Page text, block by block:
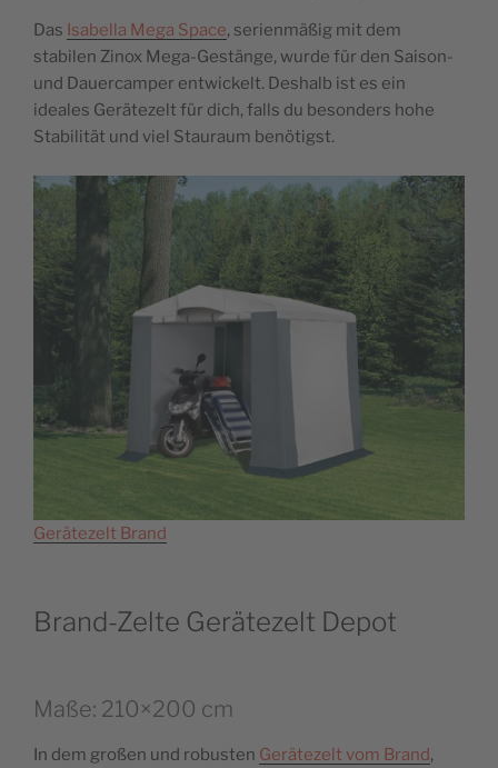
Das Isabella Mega Space, serienmäßig mit dem
stabilen Zinox Mega-Gestänge, wurde für den Saison-
und Dauercamper entwickelt. Deshalb ist es ein
ideales Gerätezelt für dich, falls du besonders hohe
Stabilität und viel Stauraum benötigst.
Gerätezelt Brand
Brand-Zelte Gerätezelt Depot
Maße: 210×200 cm
In dem großen und robusten Gerätezelt vom Brand,